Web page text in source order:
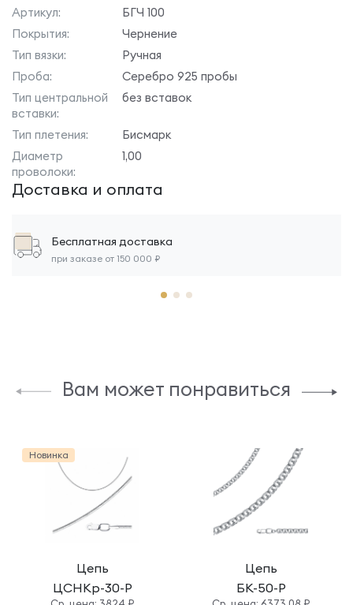
Артикул:
БГЧ 100
Покрытия:
Чернение
Тип вязки:
Ручная
Проба:
Серебро 925 пробы
Тип центральной
вставки:
без вставок
Тип плетения:
Бисмарк
Диаметр
проволоки:
1,00
Доставка и оплата
Бесплатная доставка
при заказе от 150 000 ₽
Вам может понравиться
Новинка
Цепь
ЦСНКр-30-Р
Цепь
БК-50-Р